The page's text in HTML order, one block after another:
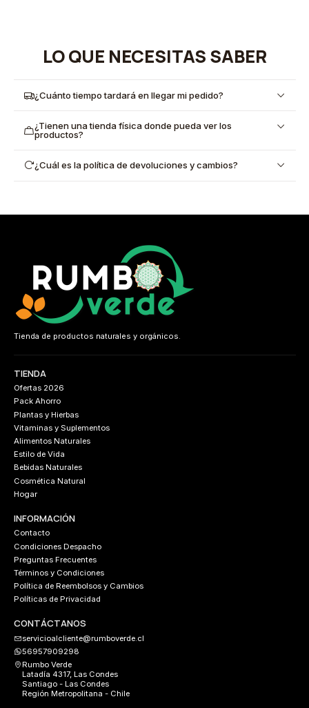
LO QUE NECESITAS SABER
¿Cuánto tiempo tardará en llegar mi pedido?
¿Tienen una tienda física donde pueda ver los
productos?
¿Cuál es la política de devoluciones y cambios?
Tienda de productos naturales y orgánicos.
TIENDA
Ofertas 2026
Pack Ahorro
Plantas y Hierbas
Vitaminas y Suplementos
Alimentos Naturales
Estilo de Vida
Bebidas Naturales
Cosmética Natural
Hogar
INFORMACIÓN
Contacto
Condiciones Despacho
Preguntas Frecuentes
Términos y Condiciones
Política de Reembolsos y Cambios
Políticas de Privacidad
CONTÁCTANOS
servicioalcliente@rumboverde.cl
56957909298
Rumbo Verde
Latadía 4317, Las Condes
Santiago - Las Condes
Región Metropolitana - Chile